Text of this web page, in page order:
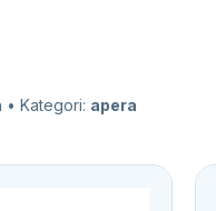
Kategori: apera